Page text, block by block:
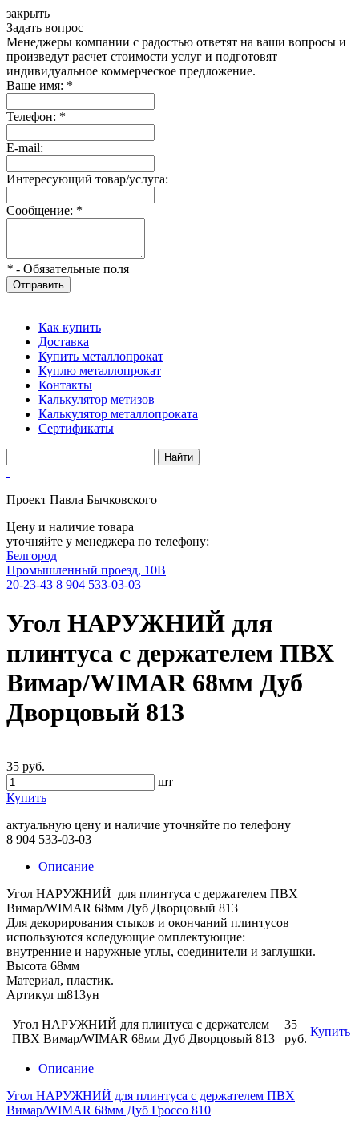
закрыть
Задать вопрос
Менеджеры компании с радостью ответят на ваши вопросы и
произведут расчет стоимости услуг и подготовят
индивидуальное коммерческое предложение.
Ваше имя: *
Телефон: *
E-mail:
Интересующий товар/услуга:
Сообщение: *
* - Обязательные поля
Отправить
Как купить
Доставка
Купить металлопрокат
Куплю металлопрокат
Контакты
Калькулятор метизов
Калькулятор металлопроката
Сертификаты
Проект Павла Бычковского
Цену и наличие товара
уточняйте у менеджера по телефону:
Белгород
Промышленный проезд, 10В
20-23-43 8 904 533-03-03
Угол НАРУЖНИЙ для
плинтуса с держателем ПВХ
Вимар/WIMAR 68мм Дуб
Дворцовый 813
35 руб.
шт
Купить
актуальную цену и наличие уточняйте по телефону
8 904 533-03-03
Описание
Угол НАРУЖНИЙ для плинтуса с держателем ПВХ
Вимар/WIMAR 68мм Дуб Дворцовый 813
Для декорирования стыков и окончаний плинтусов
используются кследующие омплектующие:
внутренние и наружные углы, соединители и заглушки.
Высота 68мм
Материал, пластик.
Артикул ш813ун
Угол НАРУЖНИЙ для плинтуса с держателем
ПВХ Вимар/WIMAR 68мм Дуб Дворцовый 813
35
руб.
Купить
Описание
Угол НАРУЖНИЙ для плинтуса с держателем ПВХ
Вимар/WIMAR 68мм Дуб Гроссо 810